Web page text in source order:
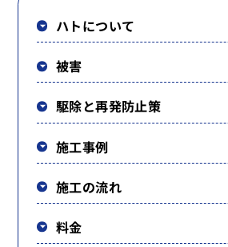
ハトについて
被害
駆除と再発防止策
施工事例
施工の流れ
料金